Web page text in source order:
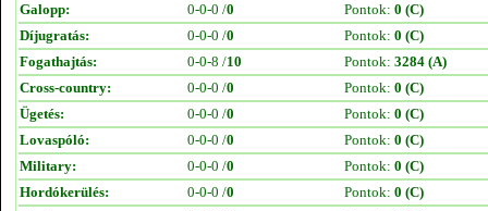
Galopp:
0-0-0 /0 Pontok: 0 (C)
Díjugratás:
0-0-0 /0 Pontok: 0 (C)
Fogathajtás:
0-0-8 /10 Pontok: 3284 (A)
Cross-country:
0-0-0 /0 Pontok: 0 (C)
Ügetés:
0-0-0 /0 Pontok: 0 (C)
Lovaspóló:
0-0-0 /0 Pontok: 0 (C)
Military:
0-0-0 /0 Pontok: 0 (C)
Hordókerülés:
0-0-0 /0 Pontok: 0 (C)